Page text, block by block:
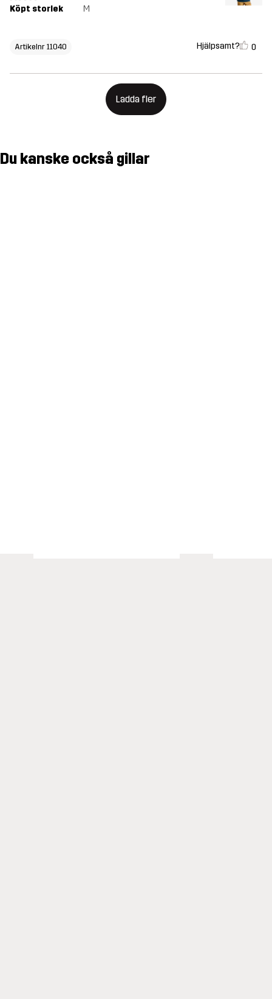
Köpt storlek M
Artikelnr 11040 Hjälpsamt? 0
Ladda fler
Du kanske också gillar